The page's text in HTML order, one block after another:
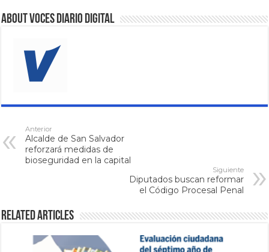
About VOCES Diario digital
Anterior
Alcalde de San Salvador
reforzará medidas de
bioseguridad en la capital
Siguiente
Diputados buscan reformar
el Código Procesal Penal
Related Articles